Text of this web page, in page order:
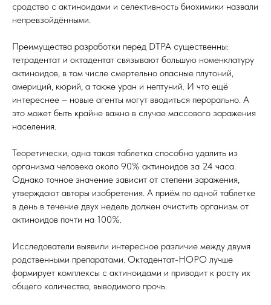
сродство с актиноидами и селективность биохимики назвали
непревзойдёнными.
Преимущества разработки перед DTPA существенны:
тетрадентат и октадентат связывают большую номенклатуру
актиноидов, в том числе смертельно опасные плутоний,
америций, кюрий, а также уран и нептуний. И что ещё
интереснее – новые агенты могут вводиться перорально. А
это может быть крайне важно в случае массового заражения
населения.
Теоретически, одна такая таблетка способна удалить из
организма человека около 90% актиноидов за 24 часа.
Однако точное значение зависит от степени заражения,
утверждают авторы изобретения. А приём по одной таблетке
в день в течение двух недель должен очистить организм от
актиноидов почти на 100%.
Исследователи выявили интересное различие между двумя
родственными препаратами. Октадентат-HOPO лучше
формирует комплексы с актиноидами и приводит к росту их
общего количества, выводимого прочь.